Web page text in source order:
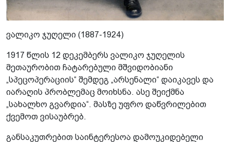
ვალიკო ჯუღელი (1887-1924)
1917 წლის 12 დეკემბერს ვალიკო ჯუღელის
მეთაურობით ჩატარებული მშვიდობიანი
„სპეცოპერაციის“ შემდეგ „არსენალი“ დაიკავეს და
იარაღის პრობლემაც მოიხსნა. ასე შეიქმნა
„სახალხო გვარდია“. მასზე უფრო დაწვრილებით
ქვემოთ ვისაუბრებ.
განსაკუთრებით საინტერესოა დამოუკიდებელი